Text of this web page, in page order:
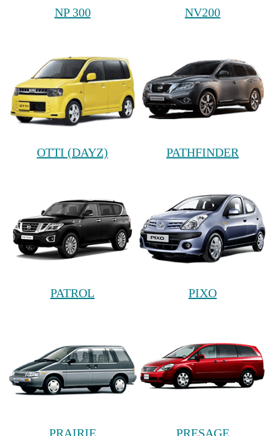
NP 300 NV200
OTTI (DAYZ) PATHFINDER
PATROL PIXO
PRAIRIE PRESAGE